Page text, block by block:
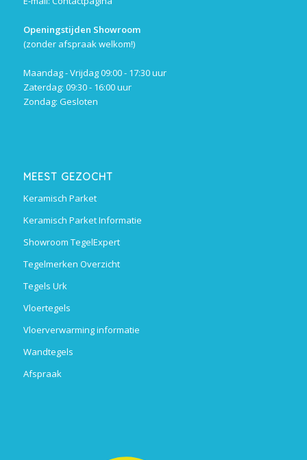
Openingstijden Showroom
(zonder afspraak welkom!)
Maandag - Vrijdag 09:00 - 17:30 uur
Zaterdag: 09:30 - 16:00 uur
Zondag: Gesloten
MEEST GEZOCHT
Keramisch Parket
Keramisch Parket Informatie
Showroom TegelExpert
Tegelmerken Overzicht
Tegels Urk
Vloertegels
Vloerverwarming informatie
Wandtegels
Afspraak